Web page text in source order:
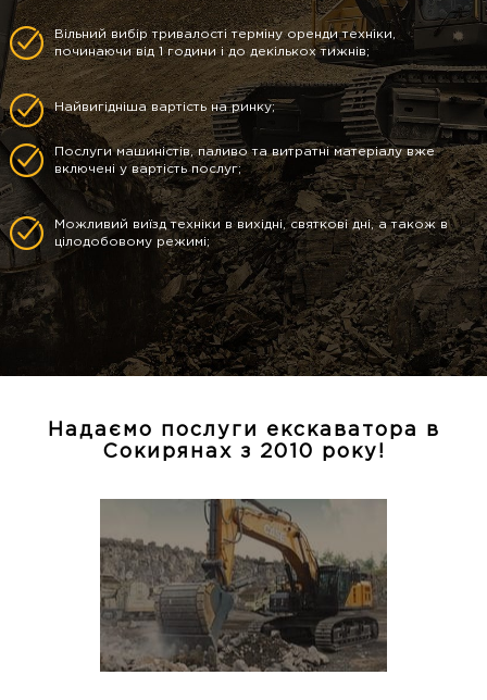
Вільний вибір тривалості терміну оренди техніки,
починаючи від 1 години і до декількох тижнів;
Найвигідніша вартість на ринку;
Послуги машиністів, паливо та витратні матеріалу вже
включені у вартість послуг;
Можливий виїзд техніки в вихідні, святкові дні, а також в
цілодобовому режимі;
Надаємо послуги екскаватора в
Сокирянах з 2010 року!